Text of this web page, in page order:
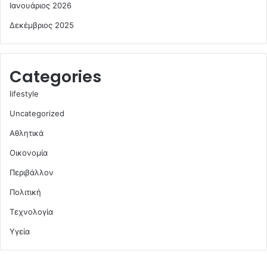
Ιανουάριος 2026
Δεκέμβριος 2025
Categories
lifestyle
Uncategorized
Αθλητικά
Οικονομία
Περιβάλλον
Πολιτική
Τεχνολογία
Υγεία